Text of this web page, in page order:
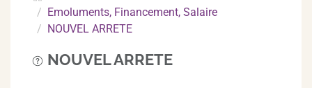
Emoluments, Financement, Salaire
NOUVEL ARRETE
NOUVEL ARRETE